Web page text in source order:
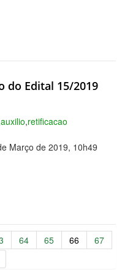
do Edital 15/2019
auxilio,retificacao
Março de 2019, 10h49
64 65 66
67